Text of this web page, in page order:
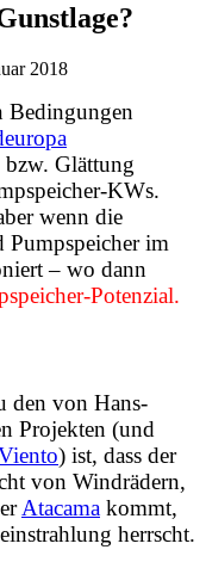
2018
Bedingungen
Glättung
KWs.
wenn die
im
– wo dann
Potenzial.
den von Hans-
Projekten (und
) ist, dass der
von Windrädern,
Atacama kommt,
herrscht.